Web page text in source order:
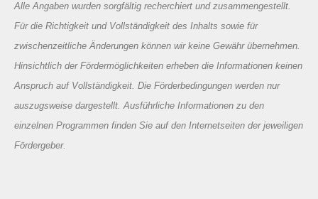
Alle Angaben wurden sorgfältig recherchiert und zusammengestellt.
Für die Richtigkeit und Vollständigkeit des Inhalts sowie für
zwischenzeitliche Änderungen können wir keine Gewähr übernehmen.
Hinsichtlich der Fördermöglichkeiten erheben die Informationen keinen
Anspruch auf Vollständigkeit. Die Förderbedingungen werden nur
auszugsweise dargestellt. Ausführliche Informationen zu den
einzelnen Programmen finden Sie auf den Internetseiten der jeweiligen
Fördergeber.